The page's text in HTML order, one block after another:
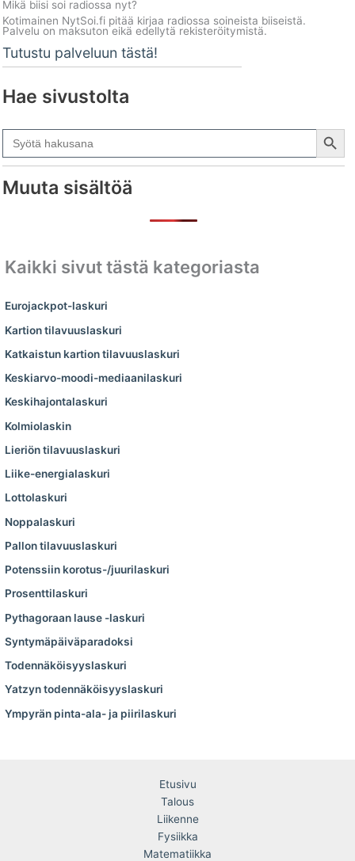
Mikä biisi soi radiossa nyt?
Kotimainen NytSoi.fi pitää kirjaa radiossa soineista biiseistä.
Palvelu on maksuton eikä edellytä rekisteröitymistä.
Tutustu palveluun tästä!
Hae sivustolta
Search
for:
Search Button
Muuta sisältöä
Kaikki sivut tästä kategoriasta
Eurojackpot-laskuri
Kartion tilavuuslaskuri
Katkaistun kartion tilavuuslaskuri
Keskiarvo-­moodi-­mediaani­laskuri
Keskihajontalaskuri
Kolmiolaskin
Lieriön tilavuuslaskuri
Liike-energialaskuri
Lottolaskuri
Noppalaskuri
Pallon tilavuuslaskuri
Potenssiin korotus-/juurilaskuri
Prosenttilaskuri
Pythagoraan lause -laskuri
Syntymäpäiväparadoksi
Todennäköisyyslaskuri
Yatzyn todennäköisyyslaskuri
Ympyrän pinta-ala- ja piirilaskuri
Etusivu
Talous
Liikenne
Fysiikka
Matematiikka